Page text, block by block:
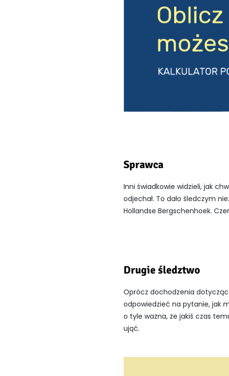
Sprawca
Inni świadkowie widzieli, jak
odjechał. To dało śledczym
Hollandse Bergschenhoek.
Drugie śledztwo
Oprócz dochodzenia
odpowiedzieć na pytanie, jak
o tyle ważna, że jakiś czas
ująć.